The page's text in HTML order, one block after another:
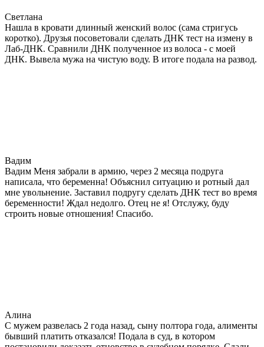
Светлана
Нашла в кровати длинный женский волос (сама стригусь
коротко). Друзья посоветовали сделать ДНК тест на измену в
Лаб-ДНК. Сравнили ДНК полученное из волоса - с моей
ДНК. Вывела мужа на чистую воду. В итоге подала на развод.
Вадим
Вадим Меня забрали в армию, через 2 месяца подруга
написала, что беременна! Объяснил ситуацию и ротный дал
мне увольнение. Заставил подругу сделать ДНК тест во время
беременности! Ждал недолго. Отец не я! Отслужу, буду
строить новые отношения! Спасибо.
Алина
С мужем развелась 2 года назад, сыну полтора года, алименты
бывший платить отказался! Подала в суд, в котором